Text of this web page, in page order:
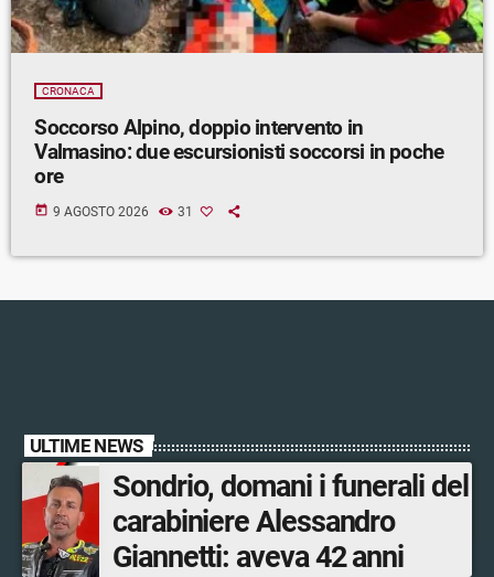
CRONACA
Soccorso Alpino, doppio intervento in
Valmasino: due escursionisti soccorsi in poche
ore
today 9 AGOSTO 2026 31
ULTIME NEWS
Sondrio, domani i funerali del
carabiniere Alessandro
Giannetti: aveva 42 anni